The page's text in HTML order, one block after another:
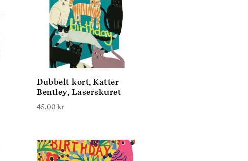
Dubbelt kort, Katter
Bentley, Laserskuret
45,00 kr